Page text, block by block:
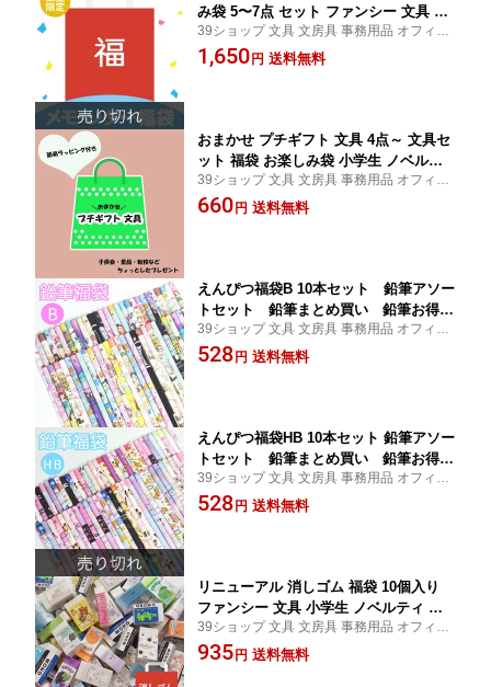
み袋 5〜7点 セット ファンシー 文具 文
房具 事務用品 まとめ買い ラッピング不
可
39ショップ 文具 文房具 事務用品 オフィス
ステーショナリー 日用品 日用雑貨 ファン
シー 女の子 男の子 景品 イベント
1,650円 送料無料
おまかせ プチギフト 文具 4点～ 文具セ
ット 福袋 お楽しみ袋 小学生 ノベルテ
ィ 粗品 イベント 子供会 プチギフト セ
ット 文房具 プチプラ 引っ越し 夏祭り
39ショップ 文具 文房具 事務用品 オフィス
ステーショナリー 日用品 日用雑貨 ファン
シー 女の子 男の子 景品 イベント
660円 送料無料
えんぴつ福袋B 10本セット 鉛筆アソー
トセット 鉛筆まとめ買い 鉛筆お得セ
ット
39ショップ 文具 文房具 事務用品 オフィス
ステーショナリー 日用品 日用雑貨 ファン
シー 女の子 男の子 景品 イベント
528円 送料無料
えんぴつ福袋HB 10本セット 鉛筆アソー
トセット 鉛筆まとめ買い 鉛筆お得セ
ット
39ショップ 文具 文房具 事務用品 オフィス
ステーショナリー 日用品 日用雑貨 ファン
シー 女の子 男の子 景品 イベント
528円 送料無料
リニューアル 消しゴム 福袋 10個入り
ファンシー 文具 小学生 ノベルティ 粗
品 イベント 子供会 プチギフト 文房具
消しゴムセット 消しゴムかわいい まと
39ショップ 文具 文房具 事務用品 オフィス
ステーショナリー 日用品 日用雑貨 ファン
シー 女の子 男の子 景品 イベント
935円 送料無料